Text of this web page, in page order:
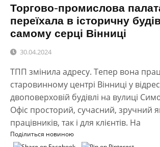
Торгово-промислова
переїхала в історичну
самому серці Вінниці
30.04.2024
ТПП змінила адресу. Тепер вона
старовинному центрі Вінниці у
двоповерховій будівлі на вулиці
Офіс просторий, сучасний, зручний
працівників, так і для клієнтів. На
Поділиться новиною